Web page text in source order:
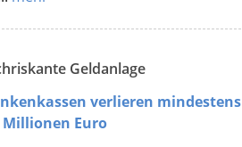
Geldanlage
verlieren mindestens
Millionen Euro